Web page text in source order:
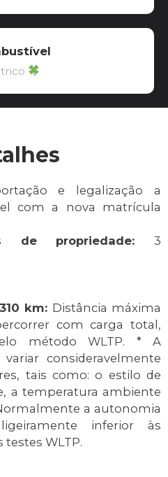
e legalização a
com a nova matrícula
de propriedade: 3
km: Distância máxima
com carga total,
método WLTP. * A
consideravelmente
tais como: o estilo de
a temperatura ambiente
a autonomia
inferior às
WLTP.